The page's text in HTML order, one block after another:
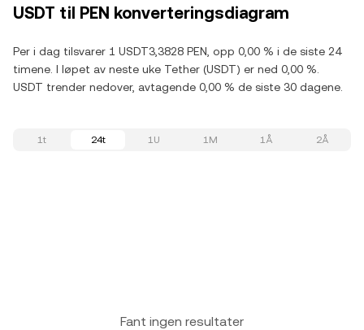
USDT til PEN konverteringsdiagram
Per i dag tilsvarer 1 USDT3,3828 PEN, opp 0,00 % i de siste 24
timene. I løpet av neste uke Tether (USDT) er ned 0,00 %.
USDT trender nedover, avtagende 0,00 % de siste 30 dagene.
1t 24t 1U 1M 1Å 2Å
Fant ingen resultater